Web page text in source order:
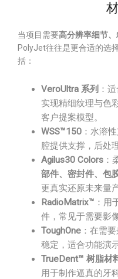
当项目需要高分辨率细节
PolyJet往往是更合适的选
括：
VeroUltra 系列 ：
实现精细纹理与色
客户提案模型。
WSS™150 ：水溶
腔提供支撑，后处
Agilus30 Colors ：
部件、密封件、包
更真实还原未来量
RadioMatrix™ ：用
件，常见于需要影
ToughOne ：在需
稳定，适合功能演
TrueDent™ 树脂材
用于制作逼真的牙